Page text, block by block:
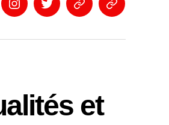
InstagramTwitterEventbriteNewsletter
et